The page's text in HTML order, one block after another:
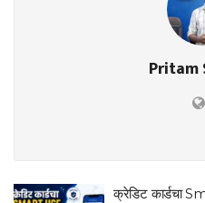
Pritam
क्रेडिट कार्डचा